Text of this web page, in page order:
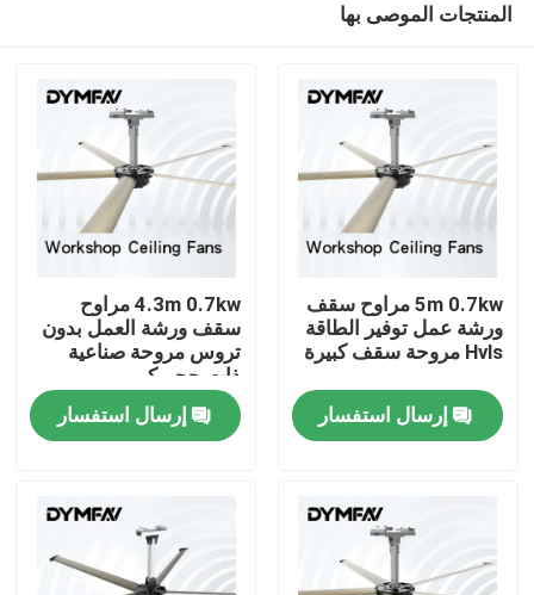
مسكن
معلومات عنا
المنتجات الموصى بها
5m 0.7kw مراوح سقف
ورشة عمل توفير الطاقة
Hvls مروحة سقف كبيرة
إرسال استفسار
4.3m 0.7kw مراوح
سقف ورشة العمل بدون
تروس مروحة صناعية
ذات حجم كبير
إرسال استفسار